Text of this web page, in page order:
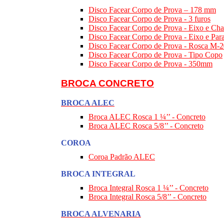
Disco Facear Corpo de Prova – 178 mm
Disco Facear Corpo de Prova - 3 furos
Disco Facear Corpo de Prova - Eixo e
Disco Facear Corpo de Prova - Eixo e
Disco Facear Corpo de Prova - Rosca M-
Disco Facear Corpo de Prova - Tipo Copo
Disco Facear Corpo de Prova - 350mm
BROCA CONCRETO
BROCA ALEC
Broca ALEC Rosca 1 ¼’’ - Concreto
Broca ALEC Rosca 5/8’’ - Concreto
COROA
Coroa Padrão ALEC
BROCA INTEGRAL
Broca Integral Rosca 1 ¼’’ - Concreto
Broca Integral Rosca 5/8’’ - Concreto
BROCA ALVENARIA